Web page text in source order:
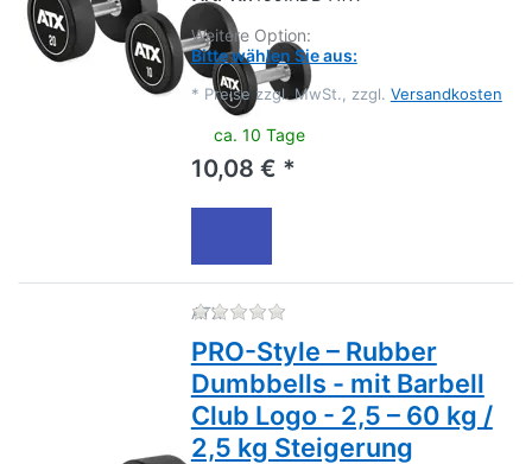
Weitere Option:
Bitte wählen Sie aus:
* Preise zzgl. MwSt., zzgl. Versandkosten
ca. 10 Tage
10,08 € *
ATX Zu diesem Produkt liegen
PRO-Style – Rubber
Dumbbells - mit Barbell
Club Logo - 2,5 – 60 kg /
2,5 kg Steigerung